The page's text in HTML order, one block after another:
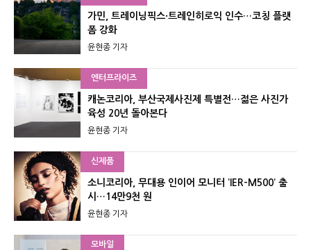
가민, 트레이닝픽스·트레인히로익 인수…코칭 플랫
폼 강화
윤현종 기자
엔터프라이즈
캐논코리아, 부산국제사진제 특별전…젊은 사진가
육성 20년 돌아본다
윤현종 기자
신제품
소니코리아, 무대용 인이어 모니터 ‘IER-M500’ 출
시…14만9천 원
윤현종 기자
모바일